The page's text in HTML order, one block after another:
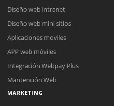
Diseño web intranet
Diseño web mini sitios
Aplicaciones moviles
APP web móviles
Integración Webpay Plus
Mantención Web
MARKETING